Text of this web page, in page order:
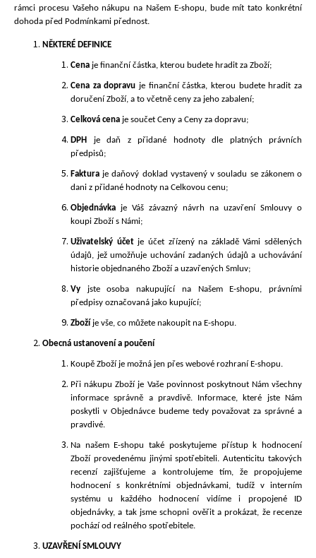
rámci procesu Vašeho nákupu na Našem E-shopu, bude mít tato konkrétní
dohoda před Podmínkami přednost.
NĚKTERÉ DEFINICE
Cena je finanční částka, kterou budete hradit za Zboží;
Cena za dopravu je finanční částka, kterou budete hradit za
doručení Zboží, a to včetně ceny za jeho zabalení;
Celková cena je součet Ceny a Ceny za dopravu;
DPH
je daň z přidané hodnoty dle platných právních
předpisů;
Faktura je daňový doklad vystavený v souladu se zákonem o
dani z přidané hodnoty na Celkovou cenu;
Objednávka je Váš závazný návrh na uzavření Smlouvy o
koupi Zboží s Námi;
Uživatelský účetje účet zřízený na základě Vámi sdělených
údajů, jež umožňuje uchování zadaných údajů a uchovávání
historie objednaného Zboží a uzavřených Smluv;
Vy jste osoba nakupující na Našem E-shopu, právními
předpisy označovaná jako kupující;
Zboží je vše, co můžete nakoupit na E-shopu.
Obecná ustanovení a poučení
Koupě Zboží je možná jen přes webové rozhraní E-shopu.
Při nákupu Zboží je Vaše povinnost poskytnout Nám všechny
informace správně a pravdivě. Informace, které jste Nám
poskytli v Objednávce budeme tedy považovat za správné a
pravdivé.
Na našem E-shopu také poskytujeme přístup k hodnocení
Zboží provedenému jinými spotřebiteli. Autenticitu takových
recenzí zajišťujeme a kontrolujeme tím, že propojujeme
hodnocení s konkrétními objednávkami, tudíž v interním
systému u každého hodnocení vidíme i propojené ID
objednávky, a tak jsme schopni ověřit a prokázat, že recenze
pochází od reálného spotřebitele.
UZAVŘENÍ SMLOUVY
HLEDAT
ČIRÉ